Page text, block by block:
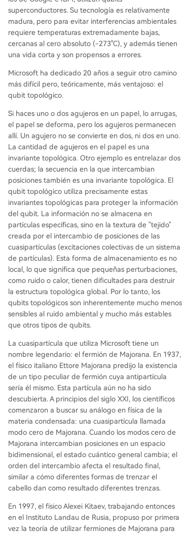
superconductores. Su tecnología es relativamente
madura, pero para evitar interferencias ambientales
requiere temperaturas extremadamente bajas,
cercanas al cero absoluto (-273°C), y además tienen
una vida corta y son propensos a errores.
Microsoft ha dedicado 20 años a seguir otro camino
más difícil pero, teóricamente, más ventajoso: el
qubit topológico.
Si haces uno o dos agujeros en un papel, lo arrugas,
el papel se deforma, pero los agujeros permanecen
allí. Un agujero no se convierte en dos, ni dos en uno.
La cantidad de agujeros en el papel es una
invariante topológica. Otro ejemplo es entrelazar dos
cuerdas; la secuencia en la que intercambian
posiciones también es una invariante topológica. El
qubit topológico utiliza precisamente estas
invariantes topológicas para proteger la información
del qubit. La información no se almacena en
partículas específicas, sino en la textura de "tejido"
creada por el intercambio de posiciones de las
cuasipartículas (excitaciones colectivas de un sistema
de partículas). Esta forma de almacenamiento es no
local, lo que significa que pequeñas perturbaciones,
como ruido o calor, tienen dificultades para destruir
la estructura topológica global. Por lo tanto, los
qubits topológicos son inherentemente mucho menos
sensibles al ruido ambiental y mucho más estables
que otros tipos de qubits.
La cuasipartícula que utiliza Microsoft tiene un
nombre legendario: el fermión de Majorana. En 1937,
el físico italiano Ettore Majorana predijo la existencia
de un tipo peculiar de fermión cuya antipartícula
sería él mismo. Esta partícula aún no ha sido
descubierta. A principios del siglo XXI, los científicos
comenzaron a buscar su análogo en física de la
materia condensada: una cuasipartícula llamada
modo cero de Majorana. Cuando los modos cero de
Majorana intercambian posiciones en un espacio
bidimensional, el estado cuántico general cambia; el
orden del intercambio afecta el resultado final,
similar a cómo diferentes formas de trenzar el
cabello dan como resultado diferentes trenzas.
En 1997, el físico Alexei Kitaev, trabajando entonces
en el Instituto Landau de Rusia, propuso por primera
vez la teoría de utilizar fermiones de Majorana para